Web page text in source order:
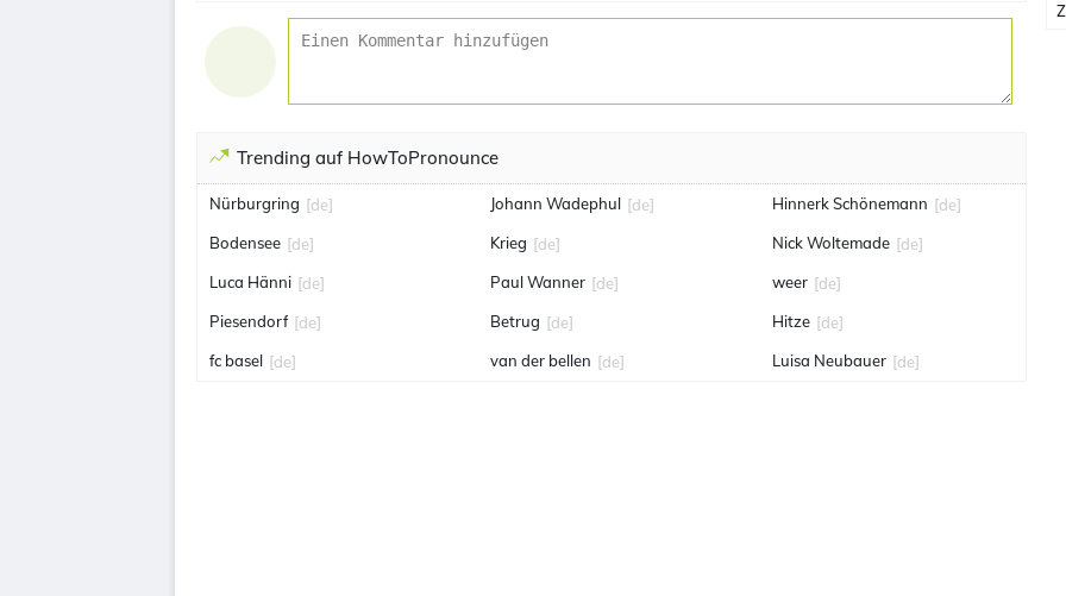
Trending auf HowToPronounce
Nürburgring [de]
Bodensee [de]
Luca Hänni [de]
Piesendorf [de]
fc basel [de]
Johann Wadephul [de]
Krieg [de]
Paul Wanner [de]
Betrug [de]
van der bellen [de]
Hinnerk Schönemann [de]
Nick Woltemade [de]
weer [de]
Hitze [de]
Luisa Neubauer [de]